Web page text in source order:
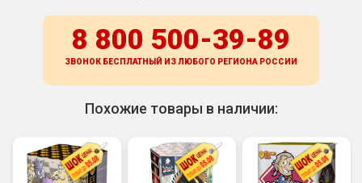
8 800 500-39-89
ЗВОНОК БЕСПЛАТНЫЙ ИЗ ЛЮБОГО РЕГИОНА РОССИИ
Похожие товары в наличии: